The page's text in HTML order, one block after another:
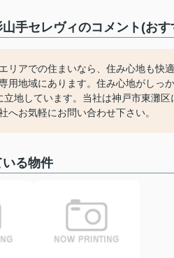
手セレヴィのコメント(お
リアでの住まいなら、住み心地も快
用地域にあります。住み心地がしっ
立地しています。当社は神戸市東灘
へお気軽にお問い合わせ下さい。
いる物件